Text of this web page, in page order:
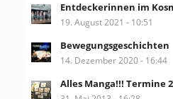
Entdeckerinnen im
19. August 2021 - 10:51
Bewegungsgeschichten
14. Dezember 2020 - 16:44
Alles Manga!!! Termine